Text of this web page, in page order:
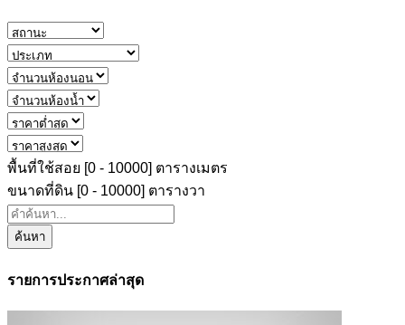
พื้นที่ใช้สอย [0 - 10000] ตารางเมตร
ขนาดที่ดิน [0 - 10000] ตารางวา
ค้นหา
รายการประกาศล่าสุด